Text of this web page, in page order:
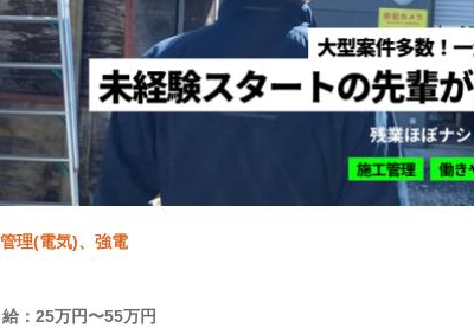
理(電気)、強電
給：25万円〜55万円